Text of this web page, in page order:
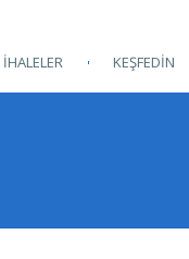
İHALELER KEŞFEDİN